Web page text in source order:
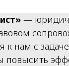
—
к нам с
повысить